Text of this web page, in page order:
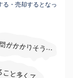
る・売却するとなっ